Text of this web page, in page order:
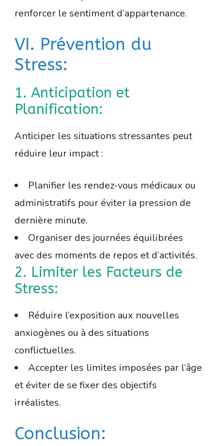
renforcer le sentiment d’appartenance.
VI. Prévention du
Stress:
1. Anticipation et
Planification:
Anticiper les situations stressantes peut
réduire leur impact :
Planifier les rendez-vous médicaux ou
administratifs pour éviter la pression de
dernière minute.
Organiser des journées équilibrées
avec des moments de repos et d’activités.
2. Limiter les Facteurs de
Stress:
Réduire l’exposition aux nouvelles
anxiogènes ou à des situations
conflictuelles.
Accepter les limites imposées par l’âge
et éviter de se fixer des objectifs
irréalistes.
Conclusion: